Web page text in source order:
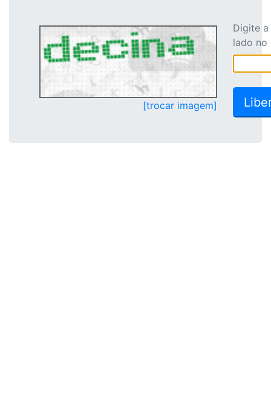
[trocar imagem]
Digite
lado no